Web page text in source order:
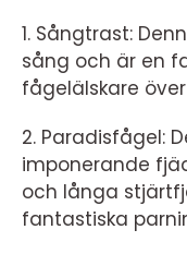
1. Sångtrast:
sång och är en
fågelälskare
2. Paradisfågel:
imponerande
och långa
fantastiska